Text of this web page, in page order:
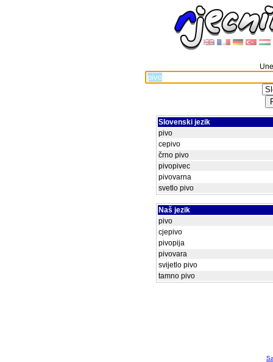
Slovenski jezik
pivo
cepivo
črno pivo
pivopivec
pivovarna
svetlo pivo
Naš jezik
pivo
cjepivo
pivopija
pivovara
svijetlo pivo
tamno pivo